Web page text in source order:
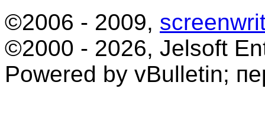
©2006 - 2009,
©2000 - 2026, Jelsoft
Powered by vBulletin;